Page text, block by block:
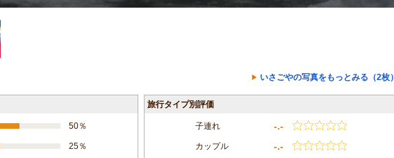
いさごやの写真をもっとみる（2枚）
50％
25％
旅行タイプ別評価
子連れ -.-
カップル -.-